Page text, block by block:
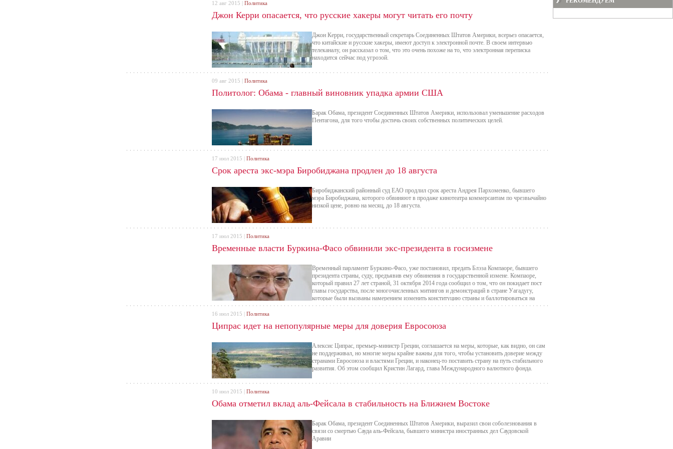
Джон Керри опасается, что русские хакеры могут читать его почту
Джон Керри, государственный секретарь Соединенных Штатов Америки, всерьез опасается,
что китайские и русские хакеры, имеют доступ к электронной почте. В своем интервью
телеканалу, он рассказал о том, что это очень похоже на то, что электронная переписка
находится сейчас под угрозой.
12 авг 2015 | Политика
Политолог: Обама - главный виновник упадка армии США
Барак Обама, президент Соединенных Штатов Америки, использовал уменьшение расходов
Пентагона, для того чтобы достичь своих собственных политических целей.
09 авг 2015 | Политика
Cрок ареста экс-мэра Биробиджана продлен до 18 августа
Биробиджанский районный суд ЕАО продлил срок ареста Андрея Пархоменко, бывшего
мэра Биробиджана, которого обвиняют в продаже кинотеатра коммерсантам по чрезвычайно
низкой цене, ровно на месяц, до 18 августа.
17 июл 2015 | Политика
Временные власти Буркина-Фасо обвинили экс-президента в госизмене
Временный парламент Буркино-Фасо, уже постановил, предать Блэза Компаоре, бывшего
президента страны, суду, предъявив ему обвинения в государственной измене. Компаоре,
который правил 27 лет страной, 31 октября 2014 года сообщил о том, что он покидает пост
главы государства, после многочисленных митингов и демонстраций в стране Уагадугу,
которые были вызваны намерением изменить конституцию страны и баллотироваться на
следующий срок.
17 июл 2015 | Политика
Ципрас идет на непопулярные меры для доверия Евросоюза
Алексис Ципрас, премьер-министр Греции, соглашается на меры, которые, как видно, он сам
не поддерживал, но многие меры крайне важны для того, чтобы установить доверие между
странами Евросоюза и властями Греции, и наконец-то поставить страну на путь стабильного
развития. Об этом сообщил Кристин Лагард, глава Международного валютного фонда.
16 июл 2015 | Политика
Обама отметил вклад аль-Фейсала в стабильность на Ближнем Востоке
Барак Обама, президент Соединенных Штатов Америки, выразил свои соболезнования в
связи со смертью Сауда аль-Фейсала, бывшего министра иностранных дел Саудовской
Аравии
10 июл 2015 | Политика